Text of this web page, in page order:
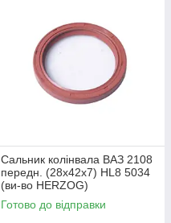
Сальник колінвала ВАЗ 2108
передн. (28х42х7) HL8 5034
(ви-во HERZOG)
Готово до відправки